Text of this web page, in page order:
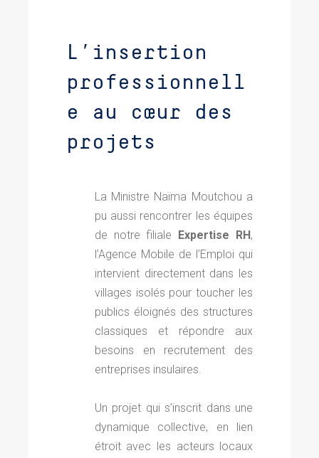
L’insertion
professionnell
e au cœur des
projets
La Ministre Naïma Moutchou a
pu aussi rencontrer les équipes
de notre filiale Expertise RH,
l’Agence Mobile de l’Emploi qui
intervient directement dans les
villages isolés pour toucher les
publics éloignés des structures
classiques et répondre aux
besoins en recrutement des
entreprises insulaires.
Un projet qui s’inscrit dans une
dynamique collective, en lien
étroit avec les acteurs locaux